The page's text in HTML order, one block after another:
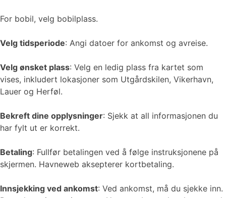
For bobil, velg bobilplass.
Velg tidsperiode: Angi datoer for ankomst og avreise.
Velg ønsket plass: Velg en ledig plass fra kartet som
vises, inkludert lokasjoner som Utgårdskilen, Vikerhavn,
Lauer og Herføl.
Bekreft dine opplysninger: Sjekk at all informasjonen du
har fylt ut er korrekt.
Betaling: Fullfør betalingen ved å følge instruksjonene på
skjermen. Havneweb aksepterer kortbetaling.
Innsjekking ved ankomst: Ved ankomst, må du sjekke inn.